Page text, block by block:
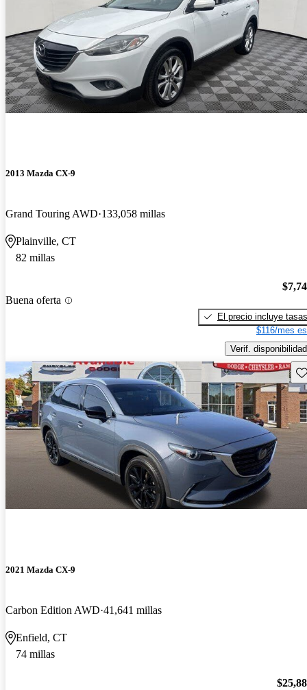
2013 Mazda CX-9
Grand Touring AWD 133,058 millas
Plainville, CT
82 millas
Buena oferta
El precio incluye tasas
$116/mes
Verif. disponibilidad
2021 Mazda CX-9
Carbon Edition AWD 41,641 millas
Enfield, CT
74 millas